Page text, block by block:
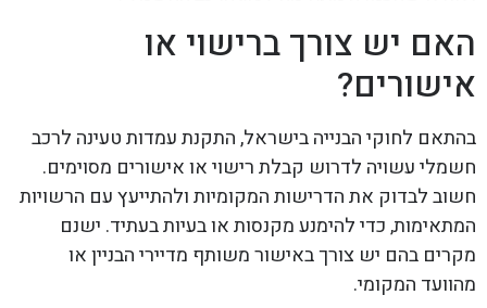
האם יש צורך ברישוי או
אישורים?
בהתאם לחוקי הבנייה בישראל, התקנת עמדות טעינה לרכב
חשמלי עשויה לדרוש קבלת רישוי או אישורים מסוימים.
חשוב לבדוק את הדרישות המקומיות ולהתייעץ עם הרשויות
המתאימות, כדי להימנע מקנסות או בעיות בעתיד. ישנם
מקרים בהם יש צורך באישור משותף מדיירי הבניין או
מהוועד המקומי.